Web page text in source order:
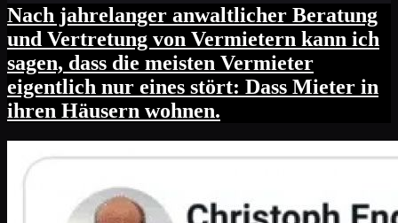
Nach jahrelanger anwaltlicher Beratung
und Vertretung von Vermietern kann ich
sagen, dass die meisten Vermieter
eigentlich nur eines stört: Dass Mieter in
ihren Häusern wohnen.